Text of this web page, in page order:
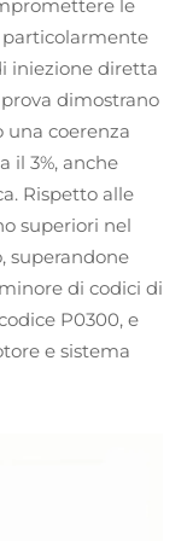
le
iniezione diretta
dimostrano
coerenza
il 3%, anche
Rispetto alle
superiori nel
superandone
di codici di
P0300, e
e sistema